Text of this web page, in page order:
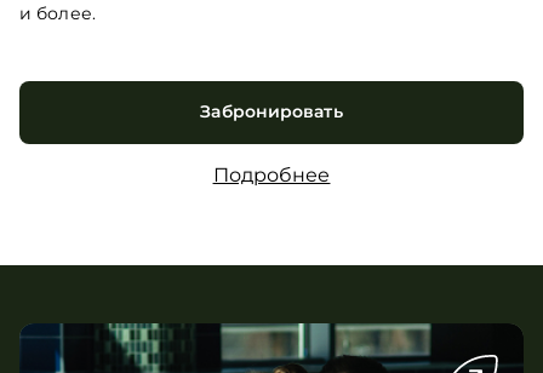
и более.
Забронировать
Подробнее